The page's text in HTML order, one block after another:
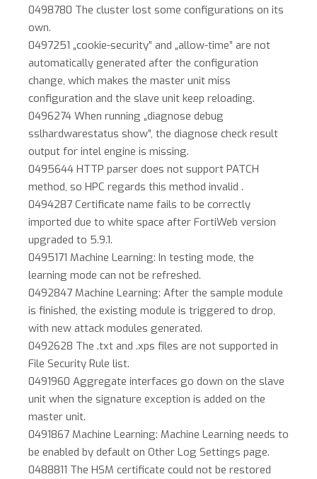
0498780 The cluster lost some configurations on its
own.
0497251 „cookie-security” and „allow-time” are not
automatically generated after the configuration
change, which makes the master unit miss
configuration and the slave unit keep reloading.
0496274 When running „diagnose debug
sslhardwarestatus show”, the diagnose check result
output for intel engine is missing.
0495644 HTTP parser does not support PATCH
method, so HPC regards this method invalid .
0494287 Certificate name fails to be correctly
imported due to white space after FortiWeb version
upgraded to 5.9.1.
0495171 Machine Learning: In testing mode, the
learning mode can not be refreshed.
0492847 Machine Learning: After the sample module
is finished, the existing module is triggered to drop,
with new attack modules generated.
0492628 The .txt and .xps files are not supported in
File Security Rule list.
0491960 Aggregate interfaces go down on the slave
unit when the signature exception is added on the
master unit.
0491867 Machine Learning: Machine Learning needs to
be enabled by default on Other Log Settings page.
0488811 The HSM certificate could not be restored